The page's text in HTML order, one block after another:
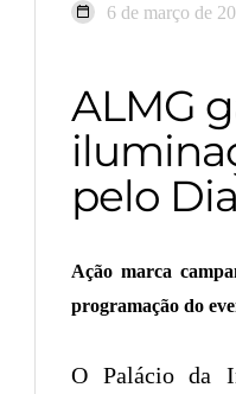
6 de março de
ALMG
pelo
Ação marca
programação do
O Palácio da